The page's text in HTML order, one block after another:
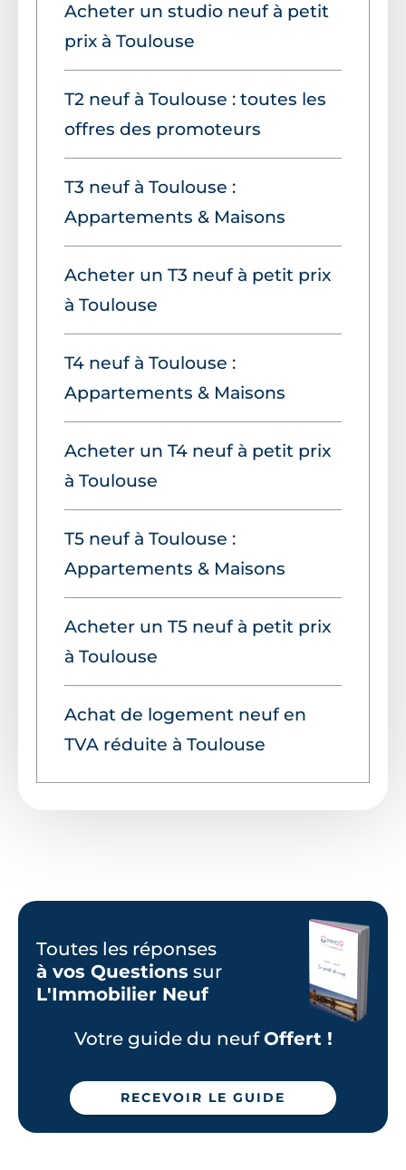
Acheter un studio neuf à petit
prix à Toulouse
T2 neuf à Toulouse : toutes les
offres des promoteurs
T3 neuf à Toulouse :
Appartements & Maisons
Acheter un T3 neuf à petit prix
à Toulouse
T4 neuf à Toulouse :
Appartements & Maisons
Acheter un T4 neuf à petit prix
à Toulouse
T5 neuf à Toulouse :
Appartements & Maisons
Acheter un T5 neuf à petit prix
à Toulouse
Achat de logement neuf en
TVA réduite à Toulouse
Toutes les réponses
à vos Questions sur
L'Immobilier Neuf
Votre guide du neufOffert !
RECEVOIR LE GUIDE